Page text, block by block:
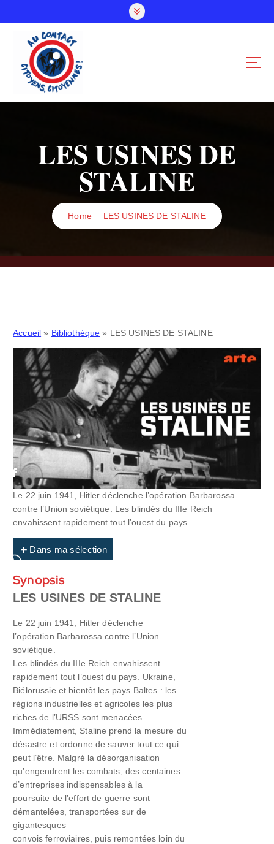
o
LES USINES DE
STALINE
Home LES USINES DE STALINE
Accueil » Bibliothéque » LES USINES DE STALINE
Le 22 juin 1941, Hitler déclenche l’opération Barbarossa
contre l’Union soviétique. Les blindés du IIIe Reich
envahissent rapidement tout l’ouest du pays.
Dans ma sélection
Synopsis
LES USINES DE STALINE
Le 22 juin 1941, Hitler déclenche
l’opération Barbarossa contre l’Union
soviétique.
Les blindés du IIIe Reich envahissent
rapidement tout l’ouest du pays. Ukraine,
Biélorussie et bientôt les pays Baltes : les
régions industrielles et agricoles les plus
riches de l’URSS sont menacées.
Immédiatement, Staline prend la mesure du
désastre et ordonne de sauver tout ce qui
peut l’être. Malgré la désorganisation
qu’engendrent les combats, des centaines
d’entreprises indispensables à la
poursuite de l’effort de guerre sont
démantelées, transportées sur de
gigantesques
convois ferroviaires, puis remontées loin du